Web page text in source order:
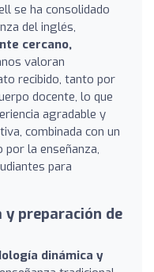
se ha consolidado
del inglés,
cercano,
valoran
recibido, tanto por
docente, lo que
agradable y
combinada con un
la enseñanza,
para
preparación de
dinámica y